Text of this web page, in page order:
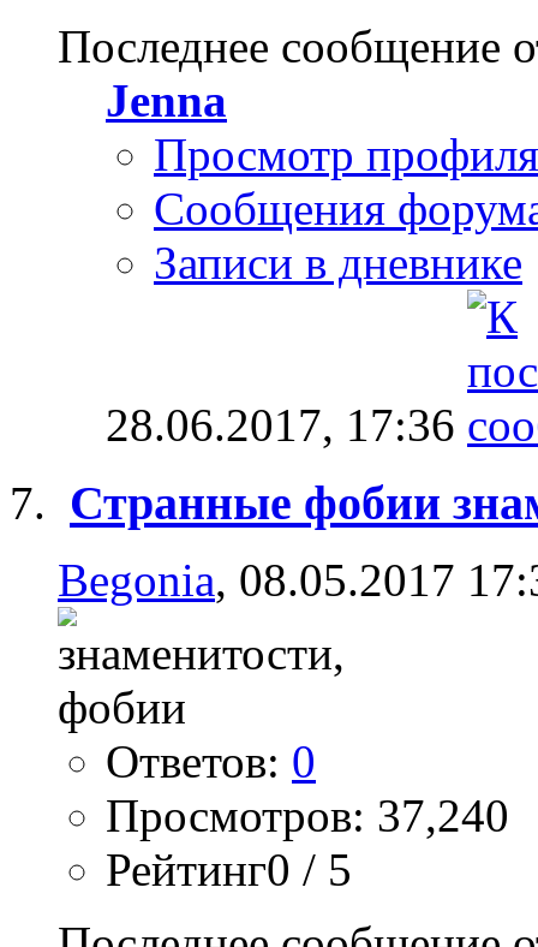
Последнее сообщение
Jenna
Просмотр профиля
Сообщения
Записи в дневнике
28.06.2017, 17:36
Странные фобии
Begonia, 08.05.2017
Ответов: 0
Просмотров: 37,240
Рейтинг0 / 5